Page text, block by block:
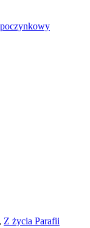
, Z życia Parafii